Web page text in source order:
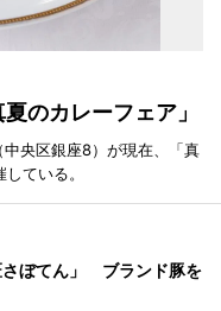
のカレーフェア」
中央区銀座8）が現在、「真
ている。
さぼてん」 ブランド豚を